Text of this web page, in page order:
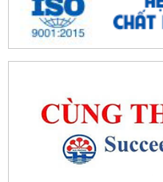
Sinh hoạt chuyên đề gắn với
lượng hoạt động của Chi bộ Cơ...
Lễ chào cờ tháng 8: Đặc khu
Người đứng đầu cấp ủy, chính
với Nhân dân
Nâng cao chất lượng hoạt